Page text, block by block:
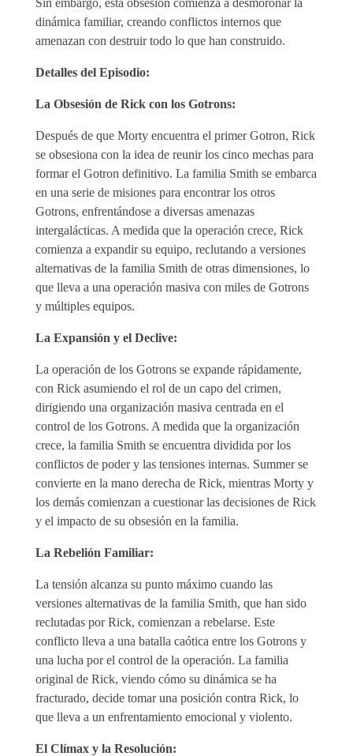
dinámica familiar, creando conflictos internos que
amenazan con destruir todo lo que han construido.
Detalles del Episodio:
La Obsesión de Rick con los Gotrons:
Después de que Morty encuentra el primer Gotron, Rick
se obsesiona con la idea de reunir los cinco mechas para
formar el Gotron definitivo. La familia Smith se embarca
en una serie de misiones para encontrar los otros
Gotrons, enfrentándose a diversas amenazas
intergalácticas. A medida que la operación crece, Rick
comienza a expandir su equipo, reclutando a versiones
alternativas de la familia Smith de otras dimensiones, lo
que lleva a una operación masiva con miles de Gotrons
y múltiples equipos.
La Expansión y el Declive:
La operación de los Gotrons se expande rápidamente,
con Rick asumiendo el rol de un capo del crimen,
dirigiendo una organización masiva centrada en el
control de los Gotrons. A medida que la organización
crece, la familia Smith se encuentra dividida por los
conflictos de poder y las tensiones internas. Summer se
convierte en la mano derecha de Rick, mientras Morty y
los demás comienzan a cuestionar las decisiones de Rick
y el impacto de su obsesión en la familia.
La Rebelión Familiar:
La tensión alcanza su punto máximo cuando las
versiones alternativas de la familia Smith, que han sido
reclutadas por Rick, comienzan a rebelarse. Este
conflicto lleva a una batalla caótica entre los Gotrons y
una lucha por el control de la operación. La familia
original de Rick, viendo cómo su dinámica se ha
fracturado, decide tomar una posición contra Rick, lo
que lleva a un enfrentamiento emocional y violento.
El Clímax y la Resolución: